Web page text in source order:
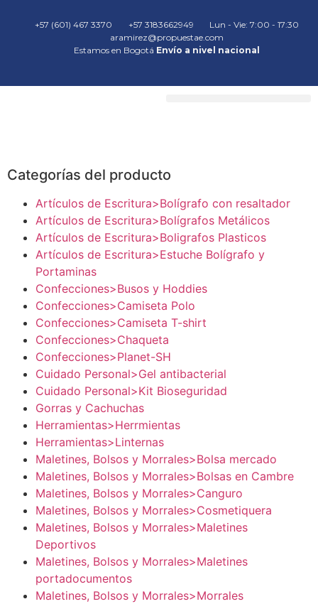
+57 (601) 467 3370 +57 3183662949
Lun - Vie: 7:00 - 17:30
aramirez@propuestae.com
Estamos en Bogotá Envío a nivel nacional
Categorías del producto
Artículos de Escritura>Bolígrafo con resaltador
Artículos de Escritura>Bolígrafos Metálicos
Artículos de Escritura>Boligrafos Plasticos
Artículos de Escritura>Estuche Bolígrafo y
Portaminas
Confecciones>Busos y Hoddies
Confecciones>Camiseta Polo
Confecciones>Camiseta T-shirt
Confecciones>Chaqueta
Confecciones>Planet-SH
Cuidado Personal>Gel antibacterial
Cuidado Personal>Kit Bioseguridad
Gorras y Cachuchas
Herramientas>Herrmientas
Herramientas>Linternas
Maletines, Bolsos y Morrales>Bolsa mercado
Maletines, Bolsos y Morrales>Bolsas en Cambre
Maletines, Bolsos y Morrales>Canguro
Maletines, Bolsos y Morrales>Cosmetiquera
Maletines, Bolsos y Morrales>Maletines
Deportivos
Maletines, Bolsos y Morrales>Maletines
portadocumentos
Maletines, Bolsos y Morrales>Morrales